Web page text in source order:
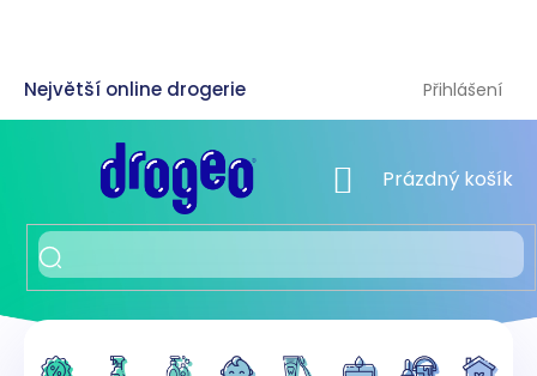
Přihlášení
NÁKUPNÍ KOŠÍK
Prázdný košík